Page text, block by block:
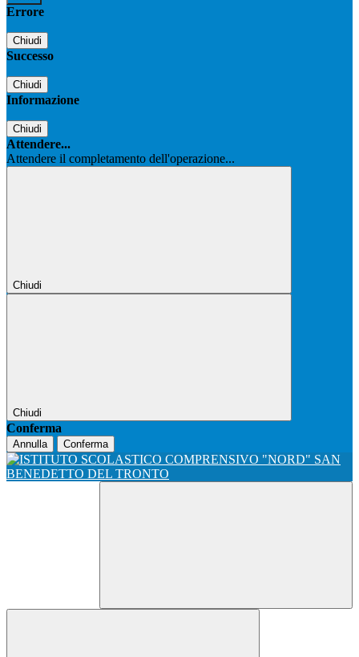
Errore
Chiudi
Successo
Chiudi
Informazione
Chiudi
Attendere...
Attendere il completamento dell'operazione...
Chiudi
Chiudi
Conferma
Annulla Conferma